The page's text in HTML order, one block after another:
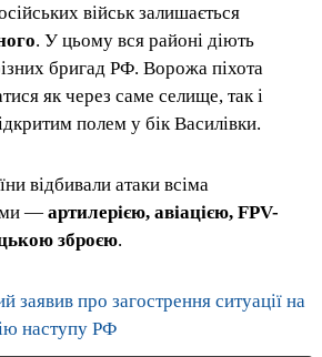
військ залишається
. У цьому вся районі діють
бригад РФ. Ворожа піхота
як через саме селище, так і
полем у бік Василівки.
відбивали атаки всіма
— артилерією, авіацією, FPV-
зброєю.
заявив про загострення ситуації на
наступу РФ